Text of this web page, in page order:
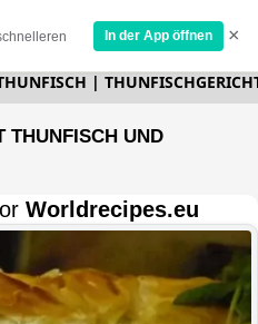
In der App öffnen ×
|
THUNFISCH UND
Worldrecipes.eu